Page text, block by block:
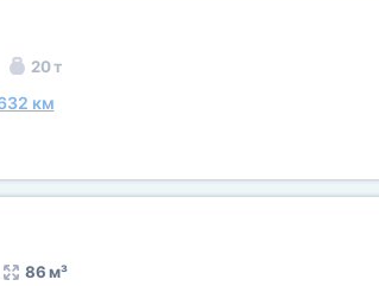
20 т
км
86 м³